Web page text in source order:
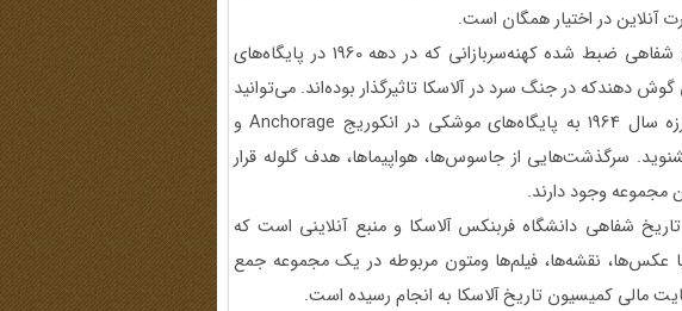
در اختیار همگان است.
مراجعین به این سایت می‌توانند به تاریخ شفاهی ضبط شده کهنه‌سربازانی که در دهه 1960 در پایگاه‌های
دهندکه در جنگ سرد در آلاسکا تاثیرگذار بوده‌اند. می‌توانید
در انکوریج
Anchorageو
سرگذشت‌هایی از جاسوس‌ها، هواپیماها، هدف گلوله قرار
مجموعه وجود دارند.
شفاهی دانشگاه فربنکس آلاسکا و منبع آنلاینی است که
عکسها، نقشهها، فیلم‌ها ومتون مربوطه در یک مجموعه جمع
مالی کمیسیون تاریخ آلاسکا به انجام رسیده است.